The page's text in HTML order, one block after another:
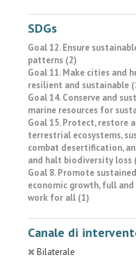
SDGs
Goal 12. Ensure
patterns (2)
Goal 11. Make cities and
resilient and sustainable
Goal 14. Conserve and
marine resources for
Goal 15. Protect, restore
terrestrial ecosystems,
combat desertification,
and halt biodiversity loss
Goal 8. Promote
economic growth, full
work for all (1)
Canale di
Bilaterale